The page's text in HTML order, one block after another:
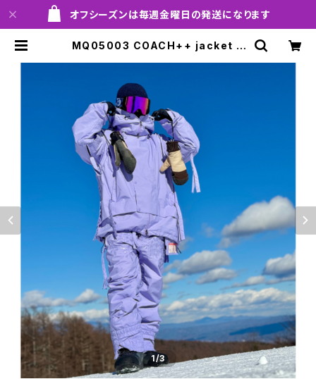
オフシーズンは毎週金曜日の発送になります
MQ05003 COACH++ jacket 8
1/3